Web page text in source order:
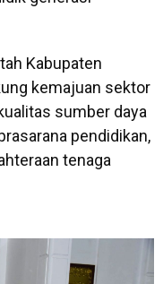
Kabupaten
kemajuan sektor
sumber daya
pendidikan,
tenaga